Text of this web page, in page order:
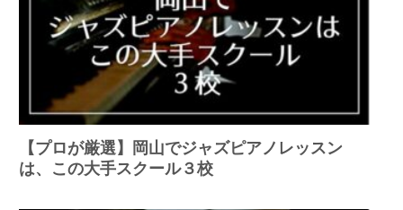
【プロが厳選】岡山でジャズピアノレッスン
は、この大手スクール３校